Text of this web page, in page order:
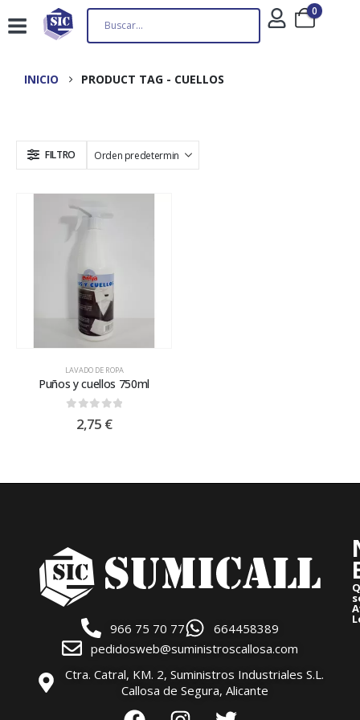
0
INICIO PRODUCT TAG - CUELLOS
FILTRO
LAVADO DE ROPA
Puños y cuellos 750ml
out of 5
2,75 €
966 75 70 77
664458389
pedidosweb@suministroscallosa.com
Ctra. Catral, KM. 2, Suministros Industriales S.L.
Callosa de Segura, Alicante